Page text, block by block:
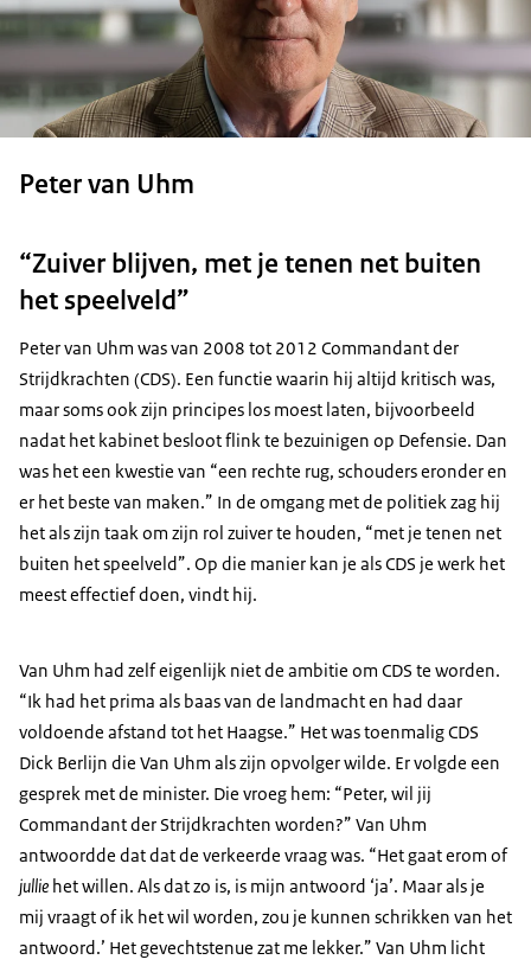
Peter van Uhm
“Zuiver blijven, met je tenen net buiten
het speelveld”
Peter van Uhm was van 2008 tot 2012 Commandant der
Strijdkrachten (CDS). Een functie waarin hij altijd kritisch was,
maar soms ook zijn principes los moest laten, bijvoorbeeld
nadat het kabinet besloot flink te bezuinigen op Defensie. Dan
was het een kwestie van “een rechte rug, schouders eronder en
er het beste van maken.” In de omgang met de politiek zag hij
het als zijn taak om zijn rol zuiver te houden, “met je tenen net
buiten het speelveld”. Op die manier kan je als CDS je werk het
meest effectief doen, vindt hij.
Van Uhm had zelf eigenlijk niet de ambitie om CDS te worden.
“Ik had het prima als baas van de landmacht en had daar
voldoende afstand tot het Haagse.” Het was toenmalig CDS
Dick Berlijn die Van Uhm als zijn opvolger wilde. Er volgde een
gesprek met de minister. Die vroeg hem: “Peter, wil jij
Commandant der Strijdkrachten worden?” Van Uhm
antwoordde dat dat de verkeerde vraag was. “Het gaat erom of
jullie het willen. Als dat zo is, is mijn antwoord ‘ja’. Maar als je
mij vraagt of ik het wil worden, zou je kunnen schrikken van het
antwoord.’ Het gevechtstenue zat me lekker.” Van Uhm licht